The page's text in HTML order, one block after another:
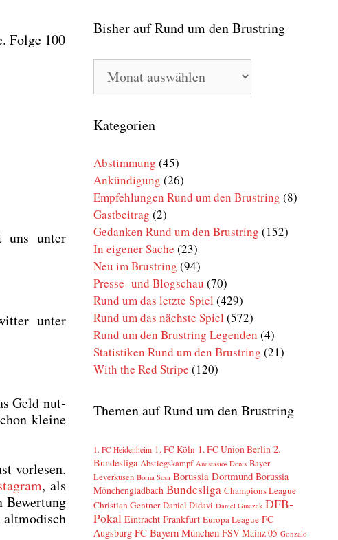
Fol­ge 100
uns unter
unter
Geld nut­
klei­ne
vor­le­sen.
, als
Bewer­tung
Bisher auf Rund um den Brustring
Bisher
auf
Rund
den
Brustring
Kategorien
Abstimmung (45)
Ankündigung (26)
Empfehlungen Rund um den Brustring (8)
Gastbeitrag (2)
Gedanken Rund um den Brustring (152)
In eigener Sache (23)
Neu im Brustring (94)
Presse- und Blogschau (70)
Rund um das letzte Spiel (429)
Rund um das nächste Spiel (572)
Rund um den Brustring Legenden (4)
Statistiken Rund um den Brustring (21)
With the Red Stripe (120)
Themen auf Rund um den Brustring
1. FC Heidenheim 1. FC Köln 1. FC Union Berlin 2.
Bundesliga Abstiegskampf Anastasios Donis Bayer
Leverkusen Borna Sosa Borussia Dortmund Borussia
Mönchengladbach Bundesliga Champions League
Christian Gentner Daniel Didavi Daniel Ginczek DFB-
Pokal Eintracht Frankfurt Europa League FC
Augsburg FC Bayern München FSV Mainz 05 Gonzalo